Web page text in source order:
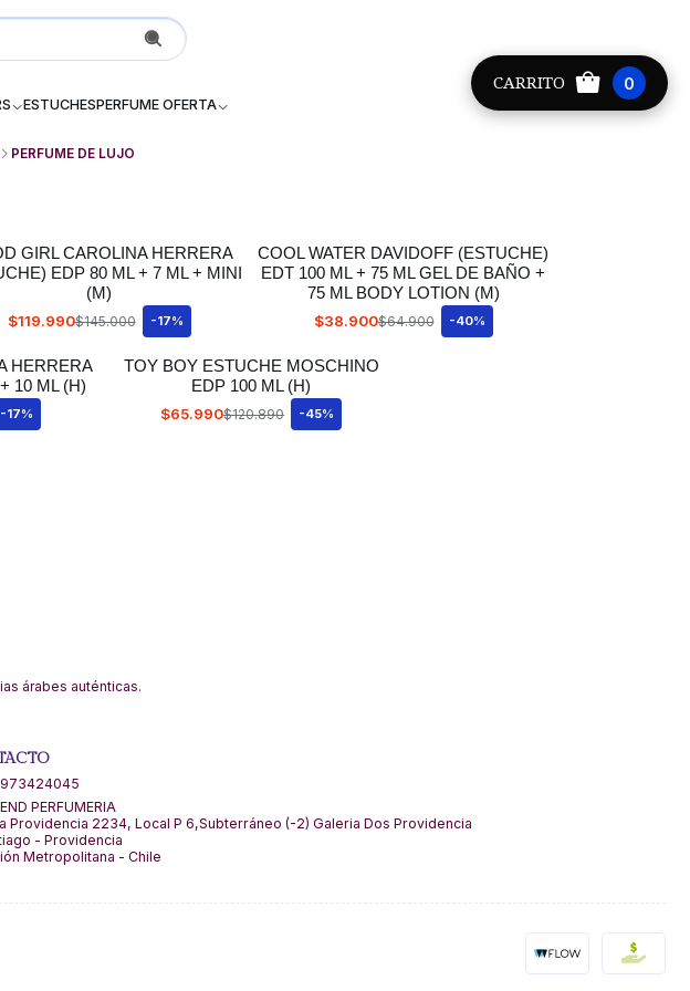
CARRITO 0
ESTUCHESPERFUME OFERTA
Santiago - Providencia +56 9 8881 9171
PERFUME DE LUJO
GIRL CAROLINA HERRERA
EDP 80 ML + 7 ML + MINI
(M)
$119.990$145.000 -17%
COOL WATER DAVIDOFF (ESTUCHE)
EDT 100 ML + 75 ML GEL DE BAÑO +
75 ML BODY LOTION (M)
$38.900$64.900 -40%
HERRERA
10 ML (H)
-17%
TOY BOY ESTUCHE MOSCHINO
EDP 100 ML (H)
$65.990$120.890 -45%
árabes auténticas.
PERFUMERIA
Providencia 2234, Local P 6,Subterráneo (-2) Galeria Dos Providencia
- Providencia
Metropolitana - Chile